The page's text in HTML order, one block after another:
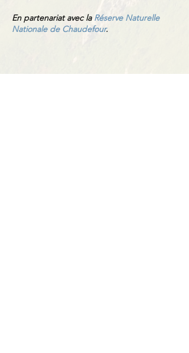
En partenariat avec la Réserve Naturelle
Nationale de Chaudefour.